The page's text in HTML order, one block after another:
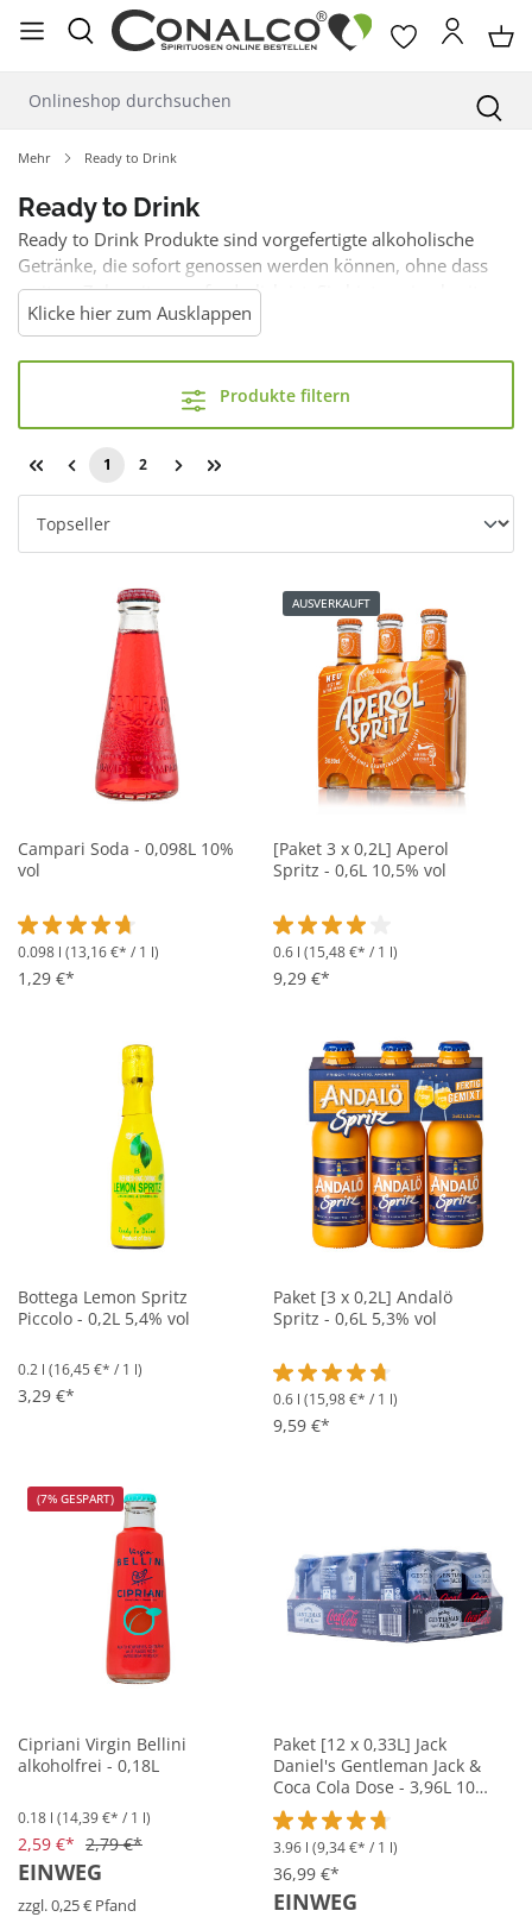
springen
Mehr Ready to Drink
Ready to Drink
Ready to Drink Produkte sind vorgefertigte alkoholische
Getränke, die sofort genossen werden können, ohne dass
weitere Zubereitung erforderlich ist. Sie bieten eine breite
Palette an Geschmacksrichtungen und Alkoholgehalten,
perfekt für den Genuss unterwegs oder entspannte
Momente zu Hause. Diese sind sowohl in Flaschen als auch
in Dosen erhältlich und in verschiedenen Größen verfügbar.
Klicke hier zum Ausklappen
Produkte filtern
1 2
Campari Soda - 0,098L 10%
vol
Durchschnittliche Bewertung von 4.8 von 5 Sternen
0.098 l (13,16 €* / 1 l)
1,29 €*
AUSVERKAUFT
[Paket 3 x 0,2L] Aperol
Spritz - 0,6L 10,5% vol
Durchschnittliche Bewertung
0.6 l (15,48 €* / 1 l)
9,29 €*
Bottega Lemon Spritz
Piccolo - 0,2L 5,4% vol
0.2 l (16,45 €* / 1 l)
3,29 €*
Paket [3 x 0,2L] Andalö
Spritz - 0,6L 5,3% vol
Durchschnittliche Bewertung
0.6 l (15,98 €* / 1 l)
9,59 €*
(7% GESPART)
Cipriani Virgin Bellini
alkoholfrei - 0,18L
0.18 l (14,39 €* / 1 l)
2,59 €* 2,79 €*
EINWEG
zzgl. 0,25 € Pfand
Paket [12 x 0,33L] Jack
Daniel's Gentleman Jack &
Coca Cola Dose - 3,96L 10%
vol
Durchschnittliche Bewertung
3.96 l (9,34 €* / 1 l)
36,99 €*
EINWEG